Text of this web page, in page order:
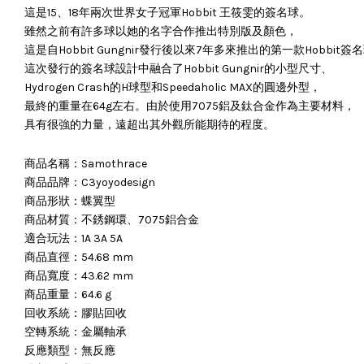
這是15、18年兩次世界女子冠軍Hobbit 王筱雯的簽名球。
雖然之前有許多球以她的名字合作推出特別版及顏色，
這是自Hobbit Gungnir發行後以來7年多來推出的第一款Hobbit簽
這次發行的簽名球設計中融合了Hobbit Gungnir的小型尺寸、
Hydrogen Crash的H球型和Speedaholic MAX的圓邊外型，
最終的重量在64g左右。由於使用7075鋁及鈦合金作為主要材料，
具有很強的力量，遠超出其外觀所能期待的程度。
商品名稱：Samothrace
商品品牌：C3yoyodesign
商品形狀：蝶翼型
商品材質：不銹鋼環、7075鋁合金
適合玩法：1A 3A 5A
商品直徑：54.68 mm
商品寬度：43.62 mm
商品重量：64.6 g
回收系統：膠貼回收
空轉系統：金屬軸承
反應類型：無反應